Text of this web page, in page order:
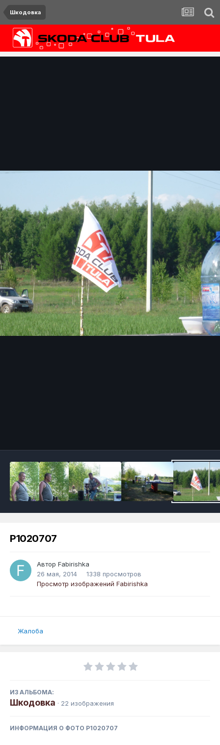
Шкодовка
P1020707
Автор Fabirishka
26 мая, 2014
1338 просмотров
Просмотр изображений Fabirishka
Жалоба
ИЗ АЛЬБОМА:
Шкодовка · 22 изображения
ИНФОРМАЦИЯ О ФОТО P1020707